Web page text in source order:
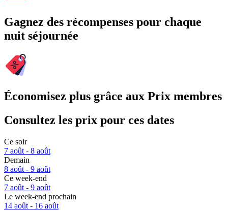
Gagnez des récompenses pour chaque
nuit séjournée
Économisez plus grâce aux Prix membres
Consultez les prix pour ces dates
Ce soir
7 août - 8 août
Demain
8 août - 9 août
Ce week-end
7 août - 9 août
Le week-end prochain
14 août - 16 août